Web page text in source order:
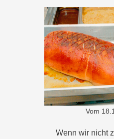
Vom
Wenn wir nicht